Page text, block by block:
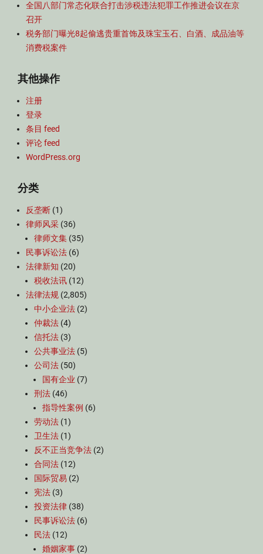
全国八部门常态化联合打击涉税违法犯罪工作推进会议在京
召开
税务部门曝光8起偷逃贵重首饰及珠宝玉石、白酒、成品油等
消费税案件
其他操作
注册
登录
条目 feed
评论 feed
WordPress.org
分类
反垄断 (1)
律师风采 (36)
律师文集 (35)
民事诉讼法 (6)
法律新知 (20)
税收法讯 (12)
法律法规 (2,805)
中小企业法 (2)
仲裁法 (4)
信托法 (3)
公共事业法 (5)
公司法 (50)
国有企业 (7)
刑法 (46)
指导性案例 (6)
劳动法 (1)
卫生法 (1)
反不正当竞争法 (2)
合同法 (12)
国际贸易 (2)
宪法 (3)
投资法律 (38)
民事诉讼法 (6)
民法 (12)
婚姻家事 (2)